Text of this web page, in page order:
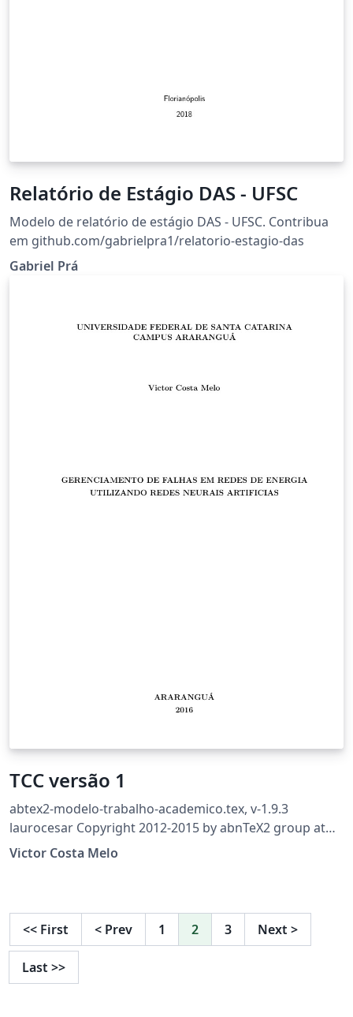
Relatório de Estágio DAS - UFSC
Modelo de relatório de estágio DAS - UFSC. Contribua
em github.com/gabrielpra1/relatorio-estagio-das
Gabriel Prá
TCC versão 1
abtex2-modelo-trabalho-academico.tex, v-1.9.3
laurocesar Copyright 2012-2015 by abnTeX2 group at
http://abntex2.googlecode.com/
Victor Costa Melo
<< First < Prev 1 2 3 Next >
Last >>